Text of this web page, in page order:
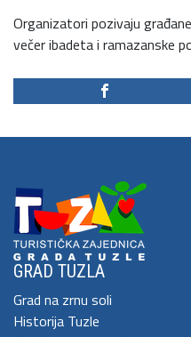
Organizatori pozivaju
večer ibadeta i ramazanske
GRAD TUZLA
Grad na zrnu soli
Historija Tuzle